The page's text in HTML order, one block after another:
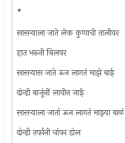
*
सासर्‍याला जाते लेक कुणाची तालीवर
हात भरुनी बिलवर
सासर्‍यास जाते ऊन लागतं माझे बाई
दोन्ही बाजूंनीं लावीन जाई
सासर्‍याला जातां ऊन लागतं माझ्या बाळं
दोन्ही तर्फानी चांफा डोल